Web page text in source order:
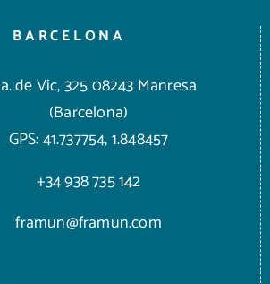
BARCELONA
de Vic, 325 08243 Manresa
(Barcelona)
GPS: 41.737754, 1.848457
+34 938 735 142
framun@framun.com